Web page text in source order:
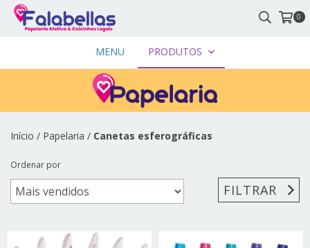
0
MENU PRODUTOS
Início / Papelaria / Canetas esferográficas
Ordenar por
FILTRAR